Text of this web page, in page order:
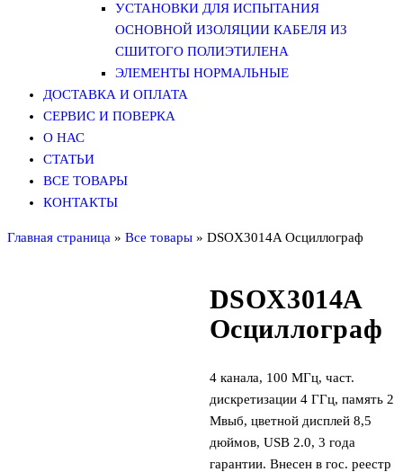
УСТАНОВКИ ДЛЯ ИСПЫТАНИЯ
ОСНОВНОЙ ИЗОЛЯЦИИ КАБЕЛЯ ИЗ
СШИТОГО ПОЛИЭТИЛЕНА
ЭЛЕМЕНТЫ НОРМАЛЬНЫЕ
ДОСТАВКА И ОПЛАТА
СЕРВИС И ПОВЕРКА
О НАС
СТАТЬИ
ВСЕ ТОВАРЫ
КОНТАКТЫ
Главная страница » Все товары » DSOX3014A Осциллограф
DSOX3014A
Осциллограф
4 канала, 100 МГц, част.
дискретизации 4 ГГц, память 2
Мвыб, цветной дисплей 8,5
дюймов, USB 2.0, 3 года
гарантии. Внесен в гос. реестр